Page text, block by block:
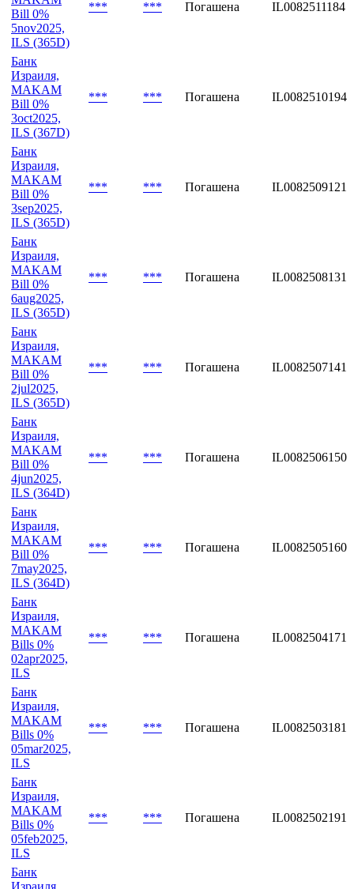
Bill 0%
5nov2025,
ILS (365D)
*** *** Погашена IL0082511184
Банк
Израиля,
MAKAM
Bill 0%
3oct2025,
ILS (367D)
*** *** Погашена IL0082510194
Банк
Израиля,
MAKAM
Bill 0%
3sep2025,
ILS (365D)
*** *** Погашена IL0082509121
Банк
Израиля,
MAKAM
Bill 0%
6aug2025,
ILS (365D)
*** *** Погашена IL0082508131
Банк
Израиля,
MAKAM
Bill 0%
2jul2025,
ILS (365D)
*** *** Погашена IL0082507141
Банк
Израиля,
MAKAM
Bill 0%
4jun2025,
ILS (364D)
*** *** Погашена IL0082506150
Банк
Израиля,
MAKAM
Bill 0%
7may2025,
ILS (364D)
*** *** Погашена IL0082505160
Банк
Израиля,
MAKAM
Bills 0%
02apr2025,
ILS
*** *** Погашена IL0082504171
Банк
Израиля,
MAKAM
Bills 0%
05mar2025,
ILS
*** *** Погашена IL0082503181
Банк
Израиля,
MAKAM
Bills 0%
05feb2025,
ILS
*** *** Погашена IL0082502191
Банк